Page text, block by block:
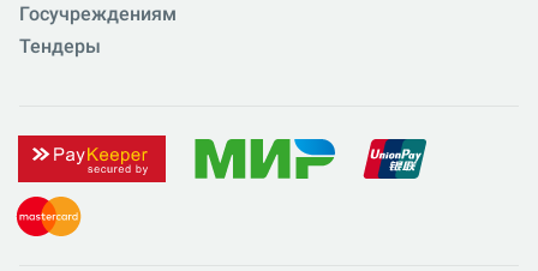
Госучреждениям
Тендеры